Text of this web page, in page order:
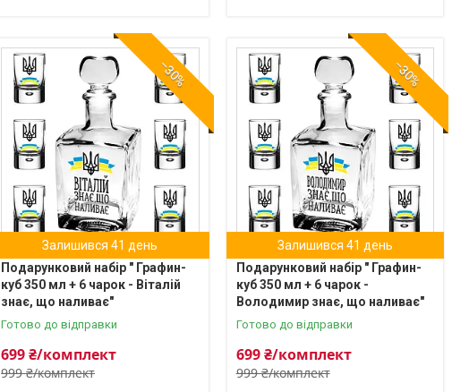
–30%
Залишився 41 день
Подарунковий набір " Графин-
куб 350 мл + 6 чарок - Віталій
знає, що наливає"
Готово до відправки
999 ₴/комплект
699 ₴/комплект
–30%
Залишився 41 день
Подарунковий набір " Графин-
куб 350 мл + 6 чарок -
Володимир знає, що наливає"
Готово до відправки
999 ₴/комплект
699 ₴/комплект